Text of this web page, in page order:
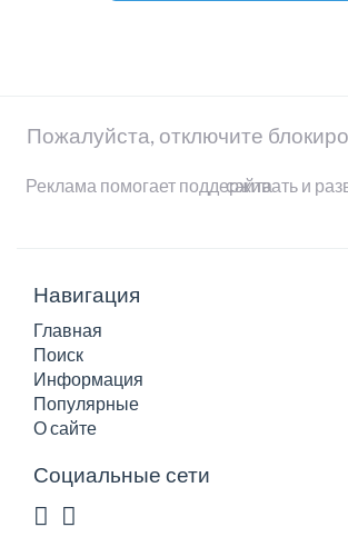
Пожалуйста, отключите
Реклама помогает поддерживать и развивать сервисы сайта
Навигация
Главная
Поиск
Информация
Популярные
О сайте
Социальные сети